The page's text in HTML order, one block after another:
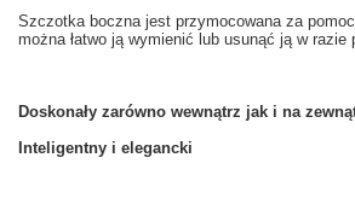
Szczotka boczna jest przymocowana za
można łatwo ją wymienić lub usunąć ją w razie
Doskonały zarówno wewnątrz jak i na
Inteligentny i elegancki